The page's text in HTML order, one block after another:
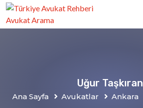
Uğur Taşkıran
Ana Sayfa Avukatlar Ankara